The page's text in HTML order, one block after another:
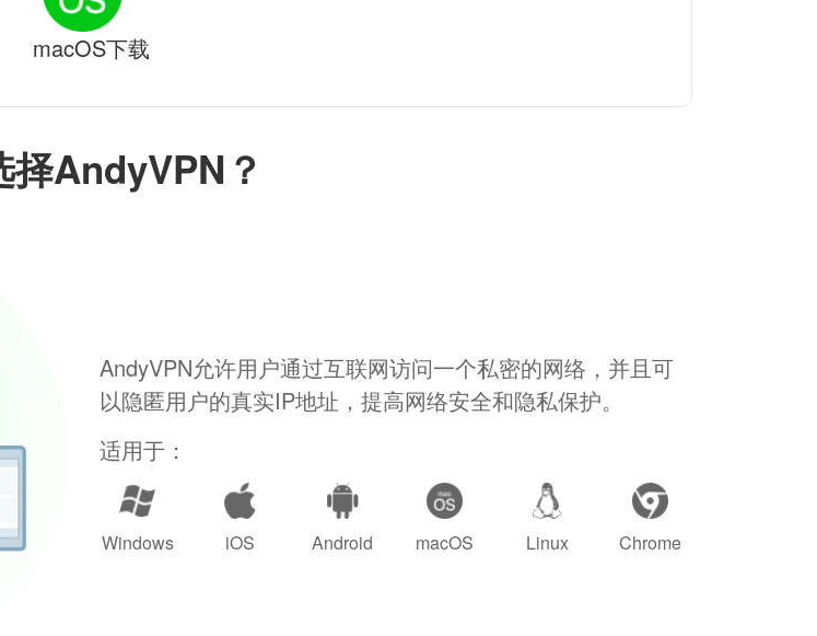
择AndyVPN？
AndyVPN允许用户通过互联网访问一个私密的网络，并且可
以隐匿用户的真实IP地址，提高网络安全和隐私保护。
适用于：
Windows iOS Android macOS Linux Chrome
macOS下载